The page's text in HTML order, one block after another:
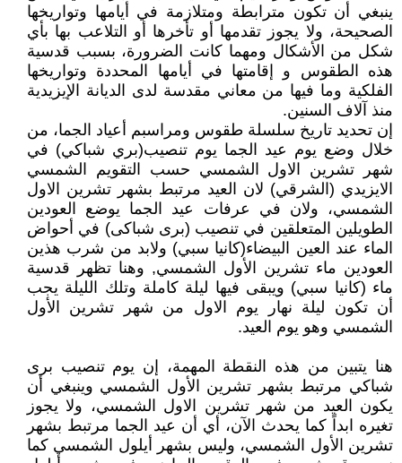
ينبغي أن تكون مترابطة ومتلازمة في أيامها وتواريخها
الصحيحة، ولا يجوز تقدمها أو تأخرها أو التلاعب بها بأي
شكل من الأشكال ومهما كانت الضرورة، بسبب قدسية
هذه الطقوس و إقامتها في أيامها المحددة وتواريخها
الفلكية وما فيها من معاني مقدسة لدى الديانة الإيزيدية
منذ آلاف السنين.
إن تحديد تاريخ سلسلة طقوس ومراسبم أعياد الجما، من
خلال وضع يوم عيد الجما يوم تنصيب(بري شباكي) في
شهر تشرين الاول الشمسي حسب التقويم الشمسي
الايزيدي (الشرقي) لان العيد مرتبط بشهر تشرين الاول
الشمسي، ولان في عرفات عيد الجما يوضع العودين
الطويلين المتعلقين في تنصيب (برى شباكى) في أحواض
الماء عند العين البيضاء(كانيا سبي) ولابد من شرب هذين
العودين ماء تشرين الأول الشمسي, وهنا تظهر قدسية
ماء (كانيا سبي) ويبقى فيها ليلة كاملة وتلك الليلة يجب
أن تكون ليلة نهار يوم الاول من شهر تشرين الأول
الشمسي وهو يوم العيد.
هنا يتبين من هذه النقطة المهمة، إن يوم تنصيب برى
شباكي مرتبط بشهر تشرين الأول الشمسي وينبغي أن
يكون العيد من شهر تشرين الاول الشمسي، ولا يجوز
تغيره ابداً كما يحدث الآن، أي أن عيد الجما مرتبط بشهر
تشرين الأول الشمسي، وليس بشهر أيلول الشمسي كما